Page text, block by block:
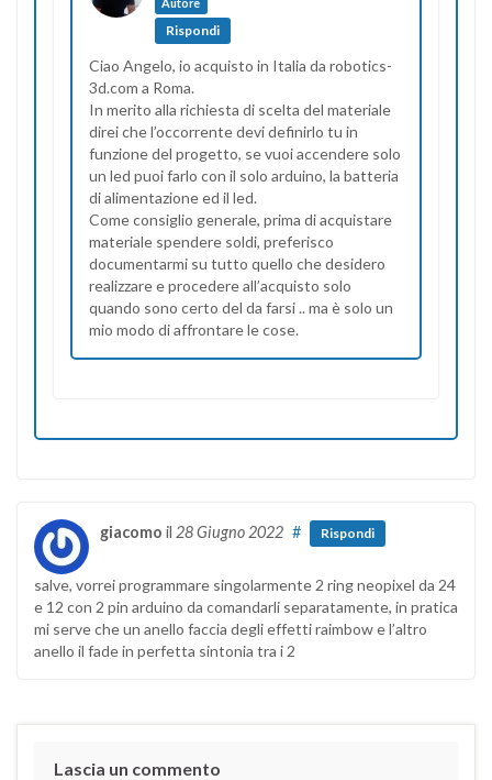
Autore
Rispondi
Ciao Angelo, io acquisto in Italia da robotics-
3d.com a Roma.
In merito alla richiesta di scelta del materiale
direi che l’occorrente devi definirlo tu in
funzione del progetto, se vuoi accendere solo
un led puoi farlo con il solo arduino, la batteria
di alimentazione ed il led.
Come consiglio generale, prima di acquistare
materiale spendere soldi, preferisco
documentarmi su tutto quello che desidero
realizzare e procedere all’acquisto solo
quando sono certo del da farsi .. ma è solo un
mio modo di affrontare le cose.
giacomo il 28 Giugno 2022 # Rispondi
salve, vorrei programmare singolarmente 2 ring neopixel da 24
e 12 con 2 pin arduino da comandarli separatamente, in pratica
mi serve che un anello faccia degli effetti raimbow e l’altro
anello il fade in perfetta sintonia tra i 2
Lascia un commento